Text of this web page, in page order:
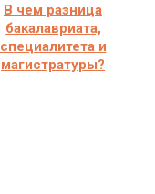
В чем разница
бакалавриата,
специалитета и
магистратуры?